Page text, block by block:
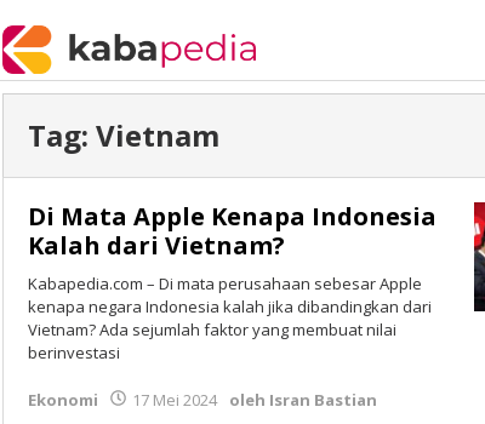
Tag: Vietnam
Di Mata Apple Kenapa Indonesia
Kalah dari Vietnam?
Kabapedia.com – Di mata perusahaan sebesar Apple
kenapa negara Indonesia kalah jika dibandingkan dari
Vietnam? Ada sejumlah faktor yang membuat nilai
berinvestasi
Ekonomi 17 Mei 2024 oleh Isran Bastian